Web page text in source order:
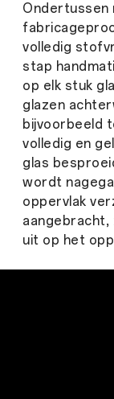
Ondertussen
volledig
stap
op elk stuk
glazen
bijvoorbeeld
volledig en
glas
wordt
oppervlak
uit op het